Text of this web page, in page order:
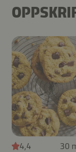
4,4 30